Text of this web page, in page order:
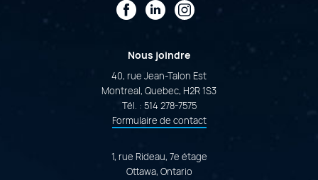
FacebookLinkedIn
Instagram
Nous joindre
40, rue Jean-Talon Est
Montreal, Quebec, H2R 1S3
Tél. : 514 278-7575
Formulaire de contact
1, rue Rideau, 7e étage
Ottawa, Ontario